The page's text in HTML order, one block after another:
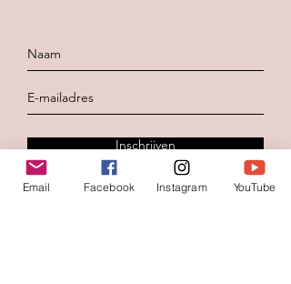
Inschrijven
Email Facebook Instagram YouTube